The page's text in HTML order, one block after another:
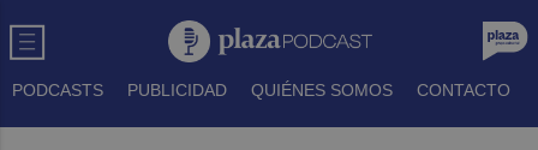
PODCASTS PUBLICIDAD QUIÉNES SOMOS CONTACTO